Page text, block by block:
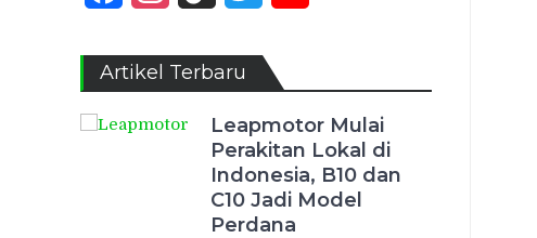
Artikel Terbaru
Leapmotor Mulai
Perakitan Lokal di
Indonesia, B10 dan
C10 Jadi Model
Perdana